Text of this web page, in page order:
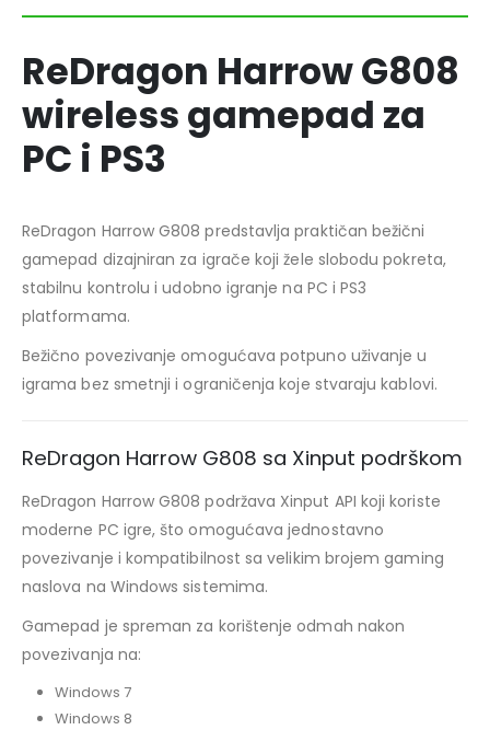
ReDragon Harrow G808
wireless gamepad za
PC i PS3
ReDragon Harrow G808 predstavlja praktičan bežični
gamepad dizajniran za igrače koji žele slobodu pokreta,
stabilnu kontrolu i udobno igranje na PC i PS3
platformama.
Bežično povezivanje omogućava potpuno uživanje u
igrama bez smetnji i ograničenja koje stvaraju kablovi.
ReDragon Harrow G808 sa Xinput podrškom
ReDragon Harrow G808 podržava Xinput API koji koriste
moderne PC igre, što omogućava jednostavno
povezivanje i kompatibilnost sa velikim brojem gaming
naslova na Windows sistemima.
Gamepad je spreman za korištenje odmah nakon
povezivanja na:
Windows 7
Windows 8